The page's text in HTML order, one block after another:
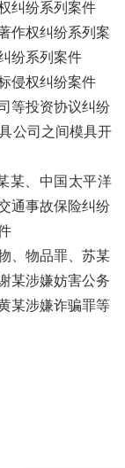
纠纷系列案件
作权纠纷系列案
纷系列案件
侵权纠纷案件
等投资协议纠纷
公司之间模具开
某 、中国太平洋
通事故保险纠纷
、物品罪、苏某
某涉嫌妨害公务
某涉嫌诈骗罪等